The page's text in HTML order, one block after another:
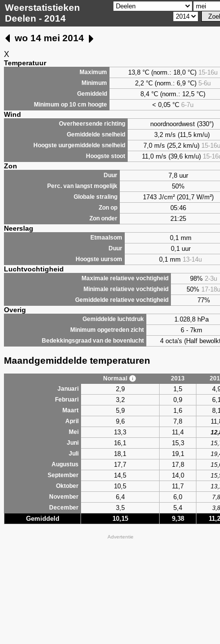
Weerstatistieken
Deelen - 2014
wo 14 mei 2014
X
Temperatuur
Maximum 13,8 °C (norm.: 18,0 °C) 15-16u
Minimum 2,2 °C (norm.: 6,9 °C) 5-6u
Gemiddeld 8,4 °C (norm.: 12,5 °C)
Minimum op 10 cm hoogte < 0,05 °C 6-7u
Wind
Overheersende richting noordnoordwest (330°)
Gemiddelde snelheid 3,2 m/s (11,5 km/u)
Hoogste uurgemiddelde snelheid 7,0 m/s (25,2 km/u) 15-16u
Hoogste stoot 11,0 m/s (39,6 km/u) 15-
Zon
Duur 7,8 uur
Perc. van langst mogelijk 50%
Globale straling 1743 J/cm² (201,7 W/m²)
Zon op 05:46
Zon onder 21:25
Neerslag
Etmaalsom 0,1 mm
Duur 0,1 uur
Hoogste uursom 0,1 mm 13-14u
Luchtvochtigheid
Maximale relatieve vochtigheid 98% 2-3u
Minimale relatieve vochtigheid 50% 17-18u
Gemiddelde relatieve vochtigheid 77%
Overig
Gemiddelde luchtdruk 1.028,8 hPa
Minimum opgetreden zicht 6 - 7km
Bedekkingsgraad van de bovenlucht 4 octa's (Half
Maandgemiddelde temperaturen
Normaal 2013
Januari
2,9 1,5
Februari 3,2 0,9
Maart 5,9 1,6
April 9,6 7,8
Mei 13,3 11,4
Juni
16,1 15,3
Juli
18,1 19,1
Augustus
17,7 17,8
September
14,5 14,0
Oktober
10,5 11,7
November
6,4 6,0
7,8
December
3,5 5,4 3,8
Gemiddeld 10,15 9,38
Advertentie